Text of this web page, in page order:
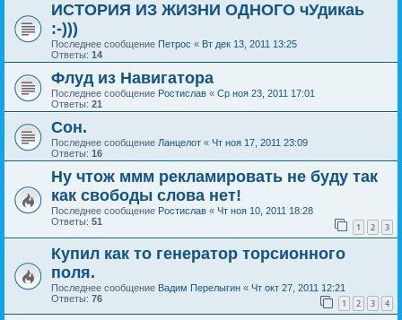
ИСТОРИЯ ИЗ ЖИЗНИ ОДНОГО чУдикаь
:-)))
Последнее сообщение Петрос « Вт дек 13, 2011 13:25
Ответы: 14
Флуд из Навигатора
Последнее сообщение Ростислав « Ср ноя 23, 2011 17:01
Ответы: 21
Сон.
Последнее сообщение Ланцелот « Чт ноя 17, 2011 23:09
Ответы: 16
Ну чтож ммм рекламировать не буду так
как свободы слова нет!
Последнее сообщение Ростислав « Чт ноя 10, 2011 18:28
Ответы: 51 1 2 3
Купил как то генератор торсионного
поля.
Последнее сообщение Вадим Перелыгин « Чт окт 27, 2011 12:21
Ответы: 76 1 2 3 4